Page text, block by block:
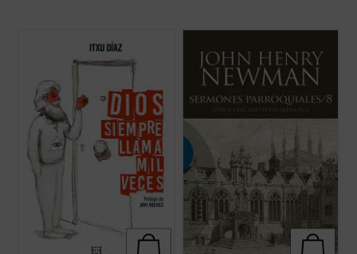
¿Qué tienen en común John Wayne, Juan
The Blues Brothers
Amy MacDonald, los cristianos
martirizados en la guerra siria y el
guionista de
El humorista y periodista Itxu Díaz realiza
una ...
(ver ficha)
textos reunidos en este último volumen de
Sermones parroquiales
no formaron
parte de la primera edición de 1842, previa
a la conversión de Newman al catolicismo,